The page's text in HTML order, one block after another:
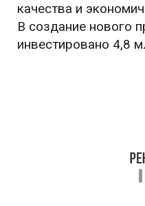
качества и
В создание нового
инвестировано 4,8